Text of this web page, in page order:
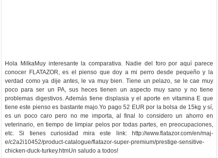
Hola MilkaMuy interesante la comparativa. Nadie del foro por aquí parece
conocer FLATAZOR, es el pienso que doy a mi perro desde pequeño y la
verdad como ya dije antes, le va muy bien. Tiene un pelazo, se le cae muy
poco para ser un PA, sus heces tienen un aspecto muy sano y no tiene
problemas digestivos. Además tiene displasia y el aporte en vitamina E que
tiene este pienso es bastante majo.Yo pago 52 EUR por la bolsa de 15kg y sí,
es un poco caro pero no me importa, al final lo considero un ahorro en
veterinario, en tiempo de limpiar pelos por todas partes, en preocupaciones,
etc. Si tienes curiosidad mira este link: http://www.flatazor.com/en/maj-
e/c2a2i10452/product-catalogue/flatazor-super-premium/prestige-sensitive-
chicken-duck-turkey.htmUn saludo a todos!